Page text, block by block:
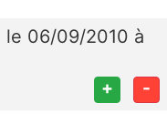
le 06/09/2010 à
+ -